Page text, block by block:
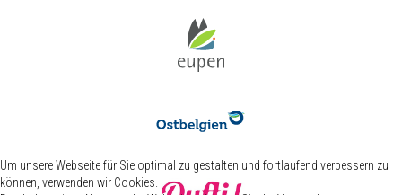
Um unsere Webseite für Sie optimal zu gestalten und fortlaufend verbessern zu
können, verwenden wir Cookies.